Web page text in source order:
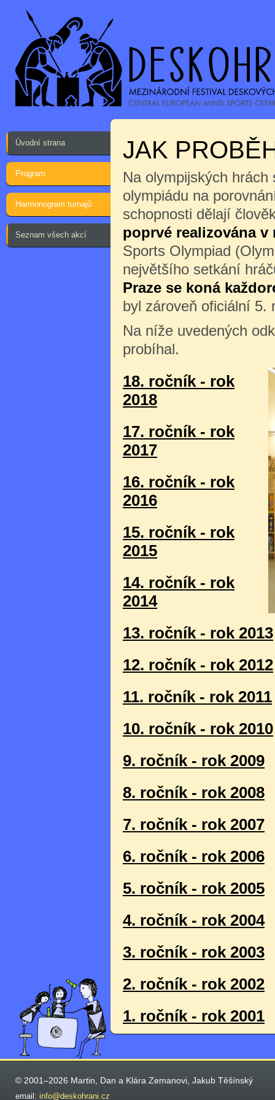
Úvodní strana
Program
Harmonogram turnajů
Seznam všech akcí
JAK
Na olympijských
olympiádu na
schopnosti dělají
poprvé realizována v
Sports Olympiad
největšího setkání
Praze se koná
byl zároveň oficiální 5.
Na níže uvedených
probíhal.
18. ročník - rok
2018
17. ročník - rok
2017
16. ročník - rok
2016
15. ročník - rok
2015
14. ročník - rok
2014
13. ročník - rok 2013
12. ročník - rok 2012
11. ročník - rok 2011
10. ročník - rok 2010
9. ročník - rok 2009
8. ročník - rok 2008
7. ročník - rok 2007
6. ročník - rok 2006
5. ročník - rok 2005
4. ročník - rok 2004
3. ročník - rok 2003
2. ročník - rok 2002
1. ročník - rok 2001
© 2001–2026 Martin, Dan a Klára Zemanovi, Jakub Těšínský
email: info@deskohrani.cz